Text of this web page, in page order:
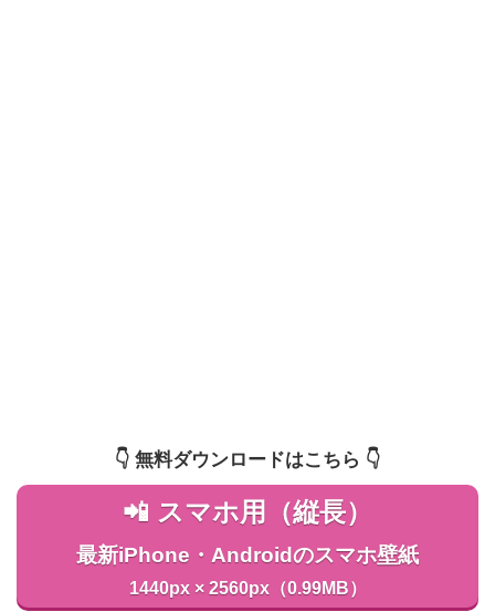
👇️ 無料ダウンロードはこちら 👇️
📲 スマホ用（縦長）
最新iPhone・Androidのスマホ壁紙
1440px × 2560px（0.99MB）